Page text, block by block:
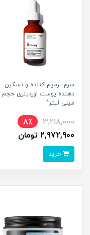
سرم ترمیم کننده و تسکین
میلی لیتر^
3,218,000
8٪
2,972,900 تومان